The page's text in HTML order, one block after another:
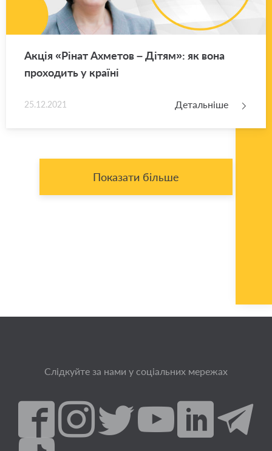
Акція «Рінат Ахме­тов – Дітям»: як вона
про­хо­дить у кра­ї­ні
25.12.2021 Детальніше
Показати більше
Слідкуйте за нами у соціальних мережах